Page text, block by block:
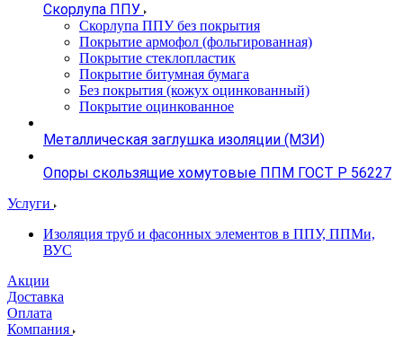
Скорлупа ППУ
Скорлупа ППУ без покрытия
Покрытие армофол (фольгированная)
Покрытие стеклопластик
Покрытие битумная бумага
Без покрытия (кожух оцинкованный)
Покрытие оцинкованное
Металлическая заглушка изоляции (МЗИ)
Опоры скользящие хомутовые ППМ ГОСТ Р 56227
Услуги
Изоляция труб и фасонных элементов в ППУ, ППМи,
ВУС
Акции
Доставка
Оплата
Компания